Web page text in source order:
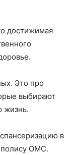
достижимая
Это про
выбирают
жизнь.
в
полису ОМС.